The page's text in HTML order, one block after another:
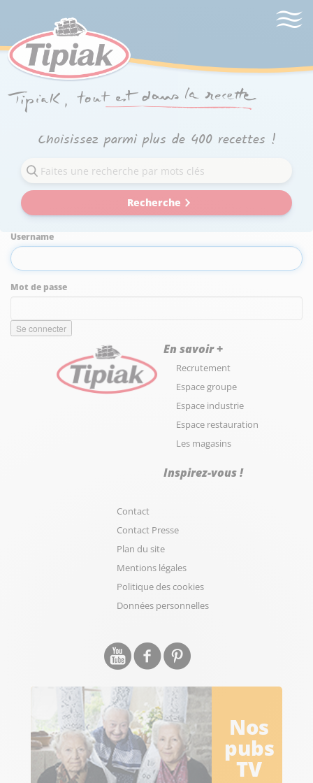
Choisissez parmi plus de 400 recettes !
Recherche
Username
Mot de passe
En savoir +
Recrutement
Espace groupe
Espace industrie
Espace restauration
Les magasins
Inspirez-vous !
Contact
Contact Presse
Plan du site
Mentions légales
Politique des cookies
Données personnelles
Nos
pubs
TV